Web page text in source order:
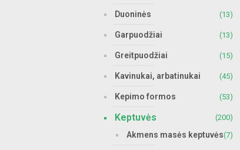
Duoninės (13)
Garpuodžiai (13)
Greitpuodžiai (15)
Kavinukai, arbatinukai (45)
Kepimo formos (53)
Keptuvės (200)
Akmens masės keptuvės(7)